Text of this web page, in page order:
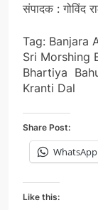
संपादक : गोविंद
Tag: Banjara
Sri Morshing
Bhartiya
Kranti Dal
Share Post:
WhatsApp
Like this: